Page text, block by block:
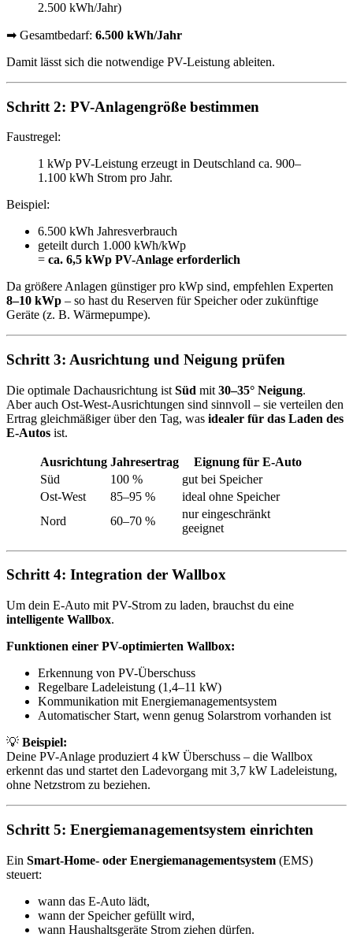
2.500 kWh/Jahr)
➡ Gesamtbedarf: 6.500 kWh/Jahr
Damit lässt sich die notwendige PV-Leistung ableiten.
Schritt 2: PV-Anlagengröße bestimmen
Faustregel:
1 kWp PV-Leistung erzeugt in Deutschland ca. 900–
1.100 kWh Strom pro Jahr.
Beispiel:
6.500 kWh Jahresverbrauch
geteilt durch 1.000 kWh/kWp
= ca. 6,5 kWp PV-Anlage erforderlich
Da größere Anlagen günstiger pro kWp sind, empfehlen Experten
8–10 kWp – so hast du Reserven für Speicher oder zukünftige
Geräte (z. B. Wärmepumpe).
Schritt 3: Ausrichtung und Neigung prüfen
Die optimale Dachausrichtung ist Süd mit 30–35° Neigung.
Aber auch Ost-West-Ausrichtungen sind sinnvoll – sie verteilen den
Ertrag gleichmäßiger über den Tag, was idealer für das Laden des
E-Autos ist.
Ausrichtung Jahresertrag
Eignung für E-Auto
Süd
100 %
gut bei Speicher
Ost-West
85–95 %
ideal ohne Speicher
Nord
60–70 %
nur eingeschränkt
geeignet
Schritt 4: Integration der Wallbox
Um dein E-Auto mit PV-Strom zu laden, brauchst du eine
intelligente Wallbox.
Funktionen einer PV-optimierten Wallbox:
Erkennung von PV-Überschuss
Regelbare Ladeleistung (1,4–11 kW)
Kommunikation mit Energiemanagementsystem
Automatischer Start, wenn genug Solarstrom vorhanden ist
💡 Beispiel:
Deine PV-Anlage produziert 4 kW Überschuss – die Wallbox
erkennt das und startet den Ladevorgang mit 3,7 kW Ladeleistung,
ohne Netzstrom zu beziehen.
Schritt 5: Energiemanagementsystem einrichten
Ein Smart-Home- oder Energiemanagementsystem (EMS)
steuert:
wann das E-Auto lädt,
wann der Speicher gefüllt wird,
wann Haushaltsgeräte Strom ziehen dürfen.